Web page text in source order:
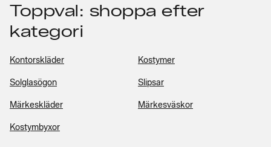
Toppval: shoppa efter
kategori
Kontorskläder Kostymer
Solglasögon Slipsar
Märkeskläder Märkesväskor
Kostymbyxor